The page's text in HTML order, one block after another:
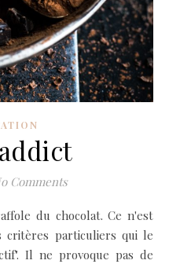
Comments
critères particuliers qui le
Il ne provoque pas de